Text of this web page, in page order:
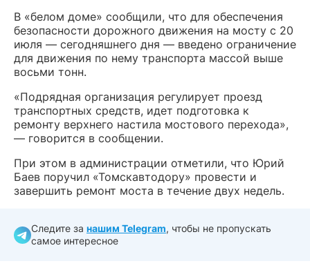
В «белом доме» сообщили, что для обеспечения
безопасности дорожного движения на мосту с 20
июля — сегодняшнего дня — введено ограничение
для движения по нему транспорта массой выше
восьми тонн.
«Подрядная организация регулирует проезд
транспортных средств, идет подготовка к
ремонту верхнего настила мостового перехода»,
— говорится в сообщении.
При этом в администрации отметили, что Юрий
Баев поручил «Томскавтодору» провести и
завершить ремонт моста в течение двух недель.
Следите за нашим Telegram, чтобы не пропускать
самое интересное